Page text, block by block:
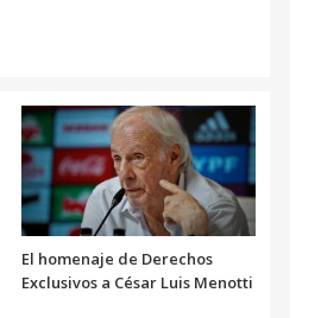
El homenaje de Derechos
Exclusivos a César Luis Menotti